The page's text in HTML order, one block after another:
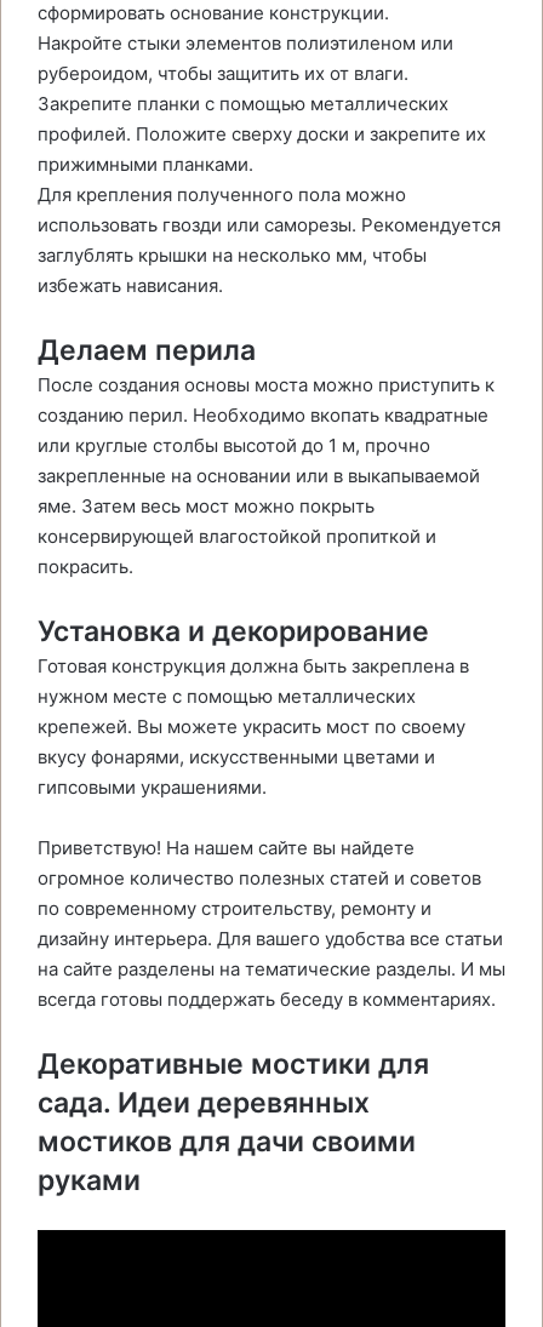
сформировать основание конструкции.
Накройте стыки элементов полиэтиленом или
рубероидом, чтобы защитить их от влаги.
Закрепите планки с помощью металлических
профилей. Положите сверху доски и закрепите их
прижимными планками.
Для крепления полученного пола можно
использовать гвозди или саморезы. Рекомендуется
заглублять крышки на несколько мм, чтобы
избежать нависания.
Делаем перила
После создания основы моста можно приступить к
созданию перил. Необходимо вкопать квадратные
или круглые столбы высотой до 1 м, прочно
закрепленные на основании или в выкапываемой
яме. Затем весь мост можно покрыть
консервирующей влагостойкой пропиткой и
покрасить.
Установка и декорирование
Готовая конструкция должна быть закреплена в
нужном месте с помощью металлических
крепежей. Вы можете украсить мост по своему
вкусу фонарями, искусственными цветами и
гипсовыми украшениями.
Приветствую! На нашем сайте вы найдете
огромное количество полезных статей и советов
по современному строительству, ремонту и
дизайну интерьера. Для вашего удобства все статьи
на сайте разделены на тематические разделы. И мы
всегда готовы поддержать беседу в комментариях.
Декоративные мостики для
сада. Идеи деревянных
мостиков для дачи своими
руками